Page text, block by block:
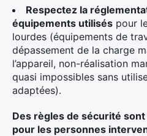
Respectez la
équipements utilisés pour
lourdes (équipements de
dépassement de la charge
l’appareil, non-réalisation
quasi impossibles sans
adaptées).
Des règles de sécurité
pour les personnes